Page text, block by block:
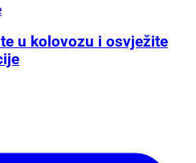
u kolovozu i osvježite